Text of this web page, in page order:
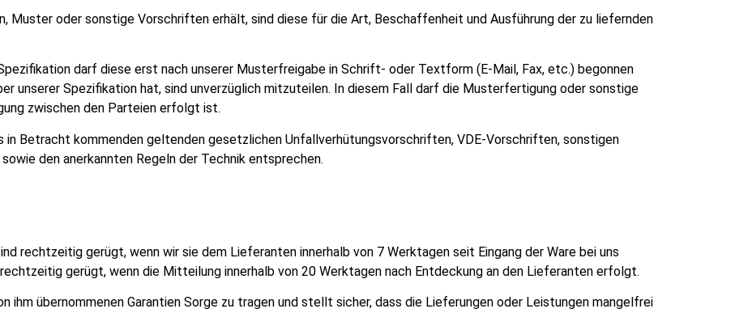
Muster oder sonstige Vorschriften erhält, sind diese für die Art, Beschaffenheit und Ausführung der zu liefernden
darf diese erst nach unserer Musterfreigabe in Schrift- oder Textform (E-Mail, Fax, etc.) begonnen
unserer Spezifikation hat, sind unverzüglich mitzuteilen. In diesem Fall darf die Musterfertigung oder sonstige
zwischen den Parteien erfolgt ist.
in Betracht kommenden geltenden gesetzlichen Unfallverhütungsvorschriften, VDE-Vorschriften, sonstigen
den anerkannten Regeln der Technik entsprechen.
rechtzeitig gerügt, wenn wir sie dem Lieferanten innerhalb von 7 Werktagen seit Eingang der Ware bei uns
gerügt, wenn die Mitteilung innerhalb von 20 Werktagen nach Entdeckung an den Lieferanten erfolgt.
ihm übernommenen Garantien Sorge zu tragen und stellt sicher, dass die Lieferungen oder Leistungen mangelfrei